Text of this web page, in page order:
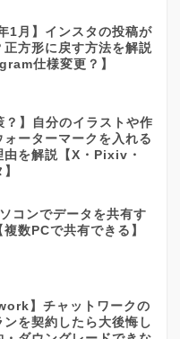
1月】インスタの投稿が
正方形に戻す方法を解説
仕様変更？】
？】自分のイラストや作
ォーターマークを入れる
由を解説【X・Pixiv・
コンでデータを共有す
複数PCで共有できる】
】チャットワークの
ンを契約したら大後悔し